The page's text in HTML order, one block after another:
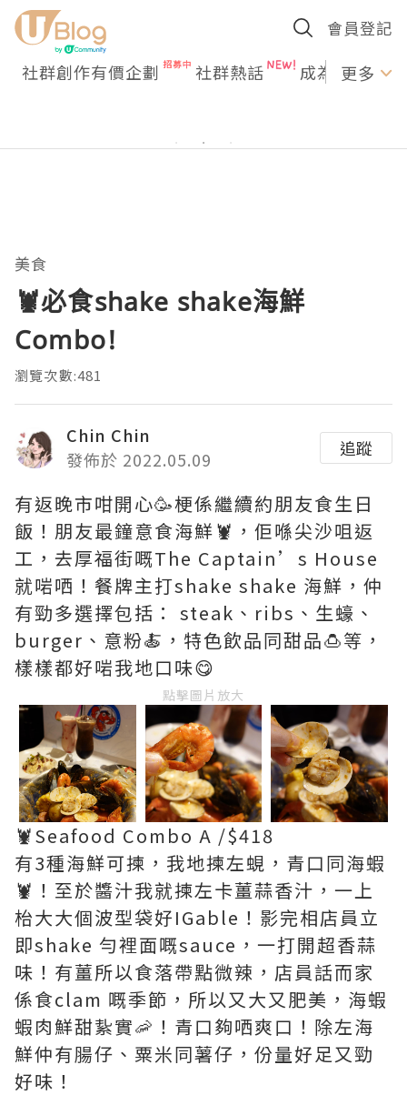
會員登記
社群創作有價企劃 社群熱話 成為U更多
美食
🦞必食shake shake海鮮
Combo!
瀏覽次數:481
Chin Chin
發佈於 2022.05.09
追蹤
有返晚市咁開心🥳梗係繼續約朋友食生日
飯！朋友最鐘意食海鮮🦞，佢喺尖沙咀返
工，去厚福街嘅The Captain’s House
就啱哂！餐牌主打shake shake 海鮮，仲
有勁多選擇包括： steak、ribs、生蠔、
burger、意粉🍝，特色飲品同甜品🍮等，
樣樣都好啱我地口味😋
點擊圖片放大
🦞Seafood Combo A /$418
有3種海鮮可揀，我地揀左蜆，青口同海蝦
🦞！至於醬汁我就揀左卡薑蒜香汁，一上
枱大大個波型袋好IGable！影完相店員立
即shake 勻裡面嘅sauce，一打開超香蒜
味！有薑所以食落帶點微辣，店員話而家
係食clam 嘅季節，所以又大又肥美，海蝦
蝦肉鮮甜紥實🦐！青口夠哂爽口！除左海
鮮仲有腸仔、粟米同薯仔，份量好足又勁
好味！